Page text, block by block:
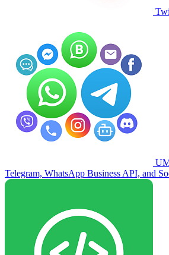
Telegram, WhatsApp Business API, and